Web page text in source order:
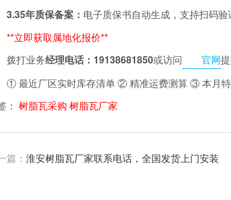
3.35年质保备案： 电子质保书自动生成，支持扫码验
**立即获取属地化报价**
拨打业务经理电话：19138681850或访问 官网
① 最近厂区实时库存清单 ② 精准运费测算 ③ 本月
：树脂瓦采购 树脂瓦厂家
篇：淮安树脂瓦厂家联系电话，全国发货上门安装